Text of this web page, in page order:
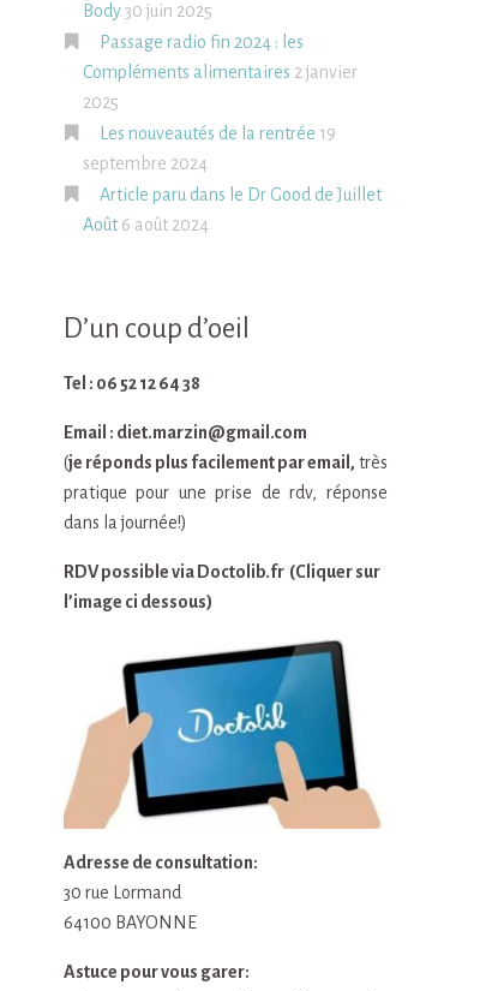
Body30 juin 2025
Passage radio fin 2024 : les
Compléments alimentaires 2 janvier
2025
Les nouveautés de la rentrée 19
septembre 2024
Article paru dans le Dr Good de Juillet
Août 6 août 2024
D’un coup d’oeil
Tel : 06 52 12 64 38
Email : diet.marzin@gmail.com
(je réponds plus facilement par email, très
pratique pour une prise de rdv, réponse
dans la journée!)
RDV possible via Doctolib.fr (Cliquer sur
l’image ci dessous)
Adresse de consultation:
30 rue Lormand
64100 BAYONNE
Astuce pour vous garer: